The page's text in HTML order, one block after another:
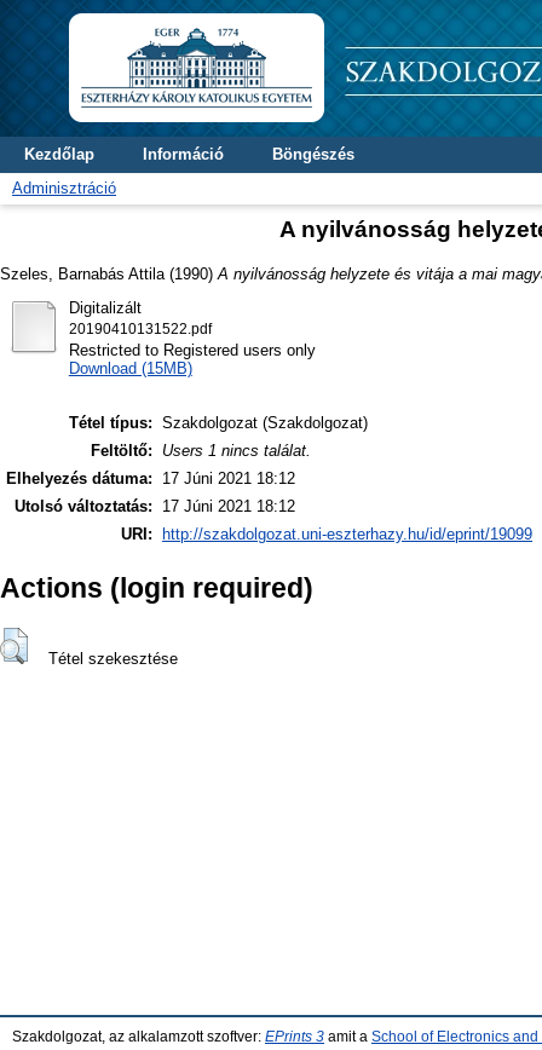
Kezdőlap Információ
Böngészés
Adminisztráció
A nyilvánosság
Szeles, Barnabás Attila (1990) A nyilvánosság helyzete és vitája a mai
Digitalizált
20190410131522.pdf
Restricted to Registered users only
Download (15MB)
Tétel típus: Szakdolgozat (Szakdolgozat)
Feltöltő:
Users 1 nincs találat.
Elhelyezés dátuma:
17 Júni 2021 18:12
Utolsó változtatás:
17 Júni 2021 18:12
URI:
http://szakdolgozat.uni-eszterhazy.hu/id/eprint/19099
Actions (login required)
Tétel szekesztése
Szakdolgozat, az alkalamzott szoftver: EPrints 3 amit a School of Electronics